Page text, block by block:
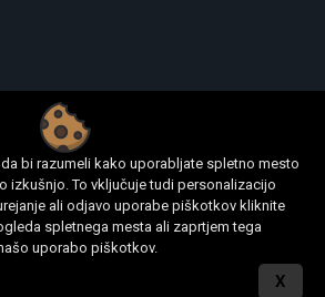
bi razumeli kako uporabljate spletno mesto
izkušnjo. To vključuje tudi personalizacijo
ali odjavo uporabe piškotkov kliknite
spletnega mesta ali zaprtjem tega
uporabo piškotkov.
X
d.o.o.,www.altstore.si|www.digitalni-
| Vse pravice pridržane